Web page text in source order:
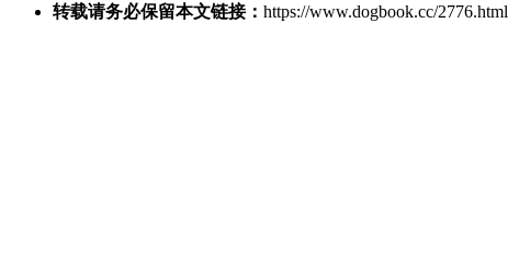
转载请务必保留本文链接： https://www.dogbook.cc/2776.html